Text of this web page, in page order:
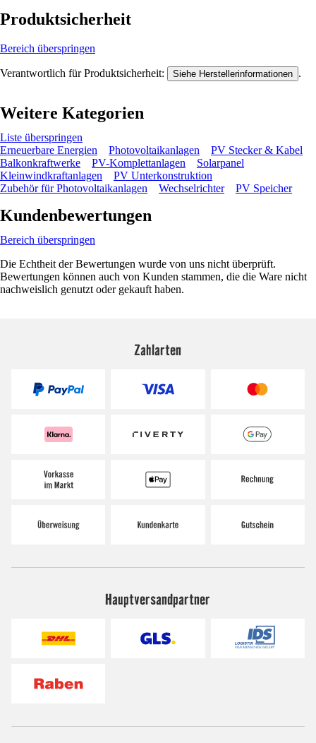
Produktsicherheit
Bereich überspringen
Verantwortlich für Produktsicherheit: Siehe Herstellerinformationen .
Weitere Kategorien
Liste überspringen
Erneuerbare Energien
Photovoltaikanlagen
PV Stecker & Kabel
Balkonkraftwerke
PV-Komplettanlagen
Solarpanel
Kleinwindkraftanlagen
PV Unterkonstruktion
Zubehör für Photovoltaikanlagen
Wechselrichter PV Speicher
Kundenbewertungen
Bereich überspringen
Die Echtheit der Bewertungen wurde von uns nicht überprüft.
Bewertungen können auch von Kunden stammen, die die Ware nicht
nachweislich genutzt oder gekauft haben.
Zahlarten
Hauptversandpartner